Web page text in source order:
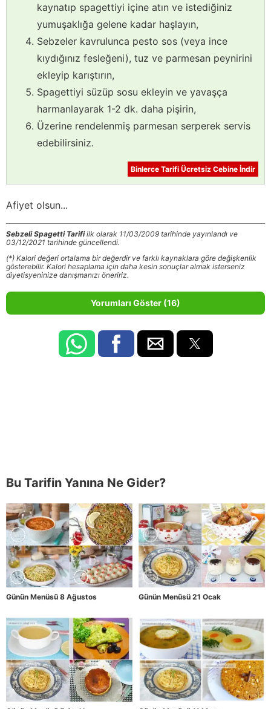
kaynatıp spagettiyi içine atın ve istediğiniz
yumuşaklığa gelene kadar haşlayın,
Sebzeler kavrulunca pesto sos (veya ince
kıydığınız fesleğeni), tuz ve parmesan peynirini
ekleyip karıştırın,
Spagettiyi süzüp sosu ekleyin ve yavaşça
harmanlayarak 1-2 dk. daha pişirin,
Üzerine rendelenmiş parmesan serperek servis
edebilirsiniz.
Binlerce Tarifi Ücretsiz Cebine İndir
Afiyet olsun...
Sebzeli Spagetti Tarifiilk olarak 11/03/2009 tarihinde yayınlandı ve
03/12/2021 tarihinde güncellendi.
(*) Kalori değeri ortalama bir değerdir ve farklı kaynaklara göre değişkenlik
gösterebilir. Kalori hesaplama için daha kesin sonuçlar almak isterseniz
diyetisyeninize danışmanızı öneririz.
Yorumları Göster (16)
Bu Tarifin Yanına Ne Gider?
Günün Menüsü 8 Ağustos Günün Menüsü 21 Ocak